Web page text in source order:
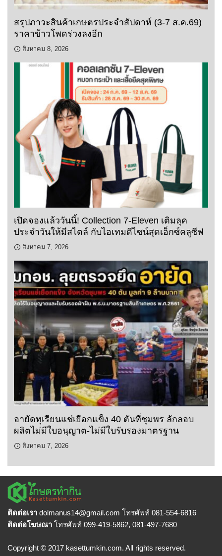
สรุปภาวะสินค้าเกษตรประจำสัปดาห์ (3-7 ส.ค.69)
ราคาข้าวโพดร่วงลงอีก
สิงหาคม 8, 2026
เปิดจองแล้ววันนี้! Collection 7-Eleven เติมลุค
ประจำวันให้มีสไตล์ กับไอเทมดีไซน์สุดเอ็กซ์คลูซีฟ
สิงหาคม 7, 2026
อายัดทุเรียนแช่เยือกแข็ง 40 ตันที่ชุมพร ลักลอบ
ผลิตไม่มีใบอนุญาต-ไม่มีใบรับรองมาตรฐาน
สิงหาคม 7, 2026
ติดต่อเรา dolmanus14@gmail.com โทรศัพท์ 081-554-6816
ติดต่อโฆษณา โทรศัพท์ 099-419-5862, 081-497-7680
Copyright © 2017 kasettumkin.com. All rights reserved.